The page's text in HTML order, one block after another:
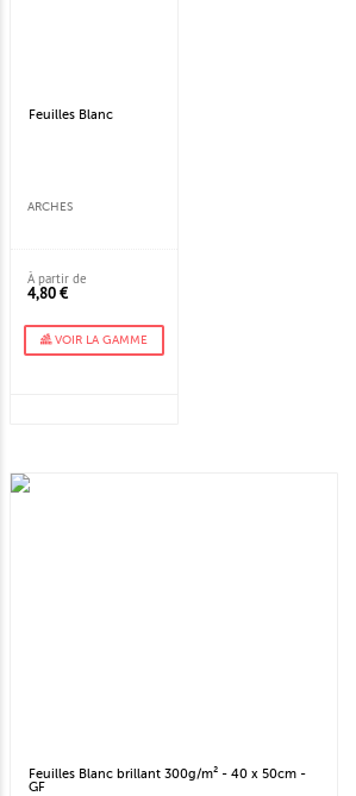
Feuilles Blanc
ARCHES
À partir de
4,80 €
VOIR LA GAMME
Feuilles Blanc brillant 300g/m² - 40 x 50cm -
GF